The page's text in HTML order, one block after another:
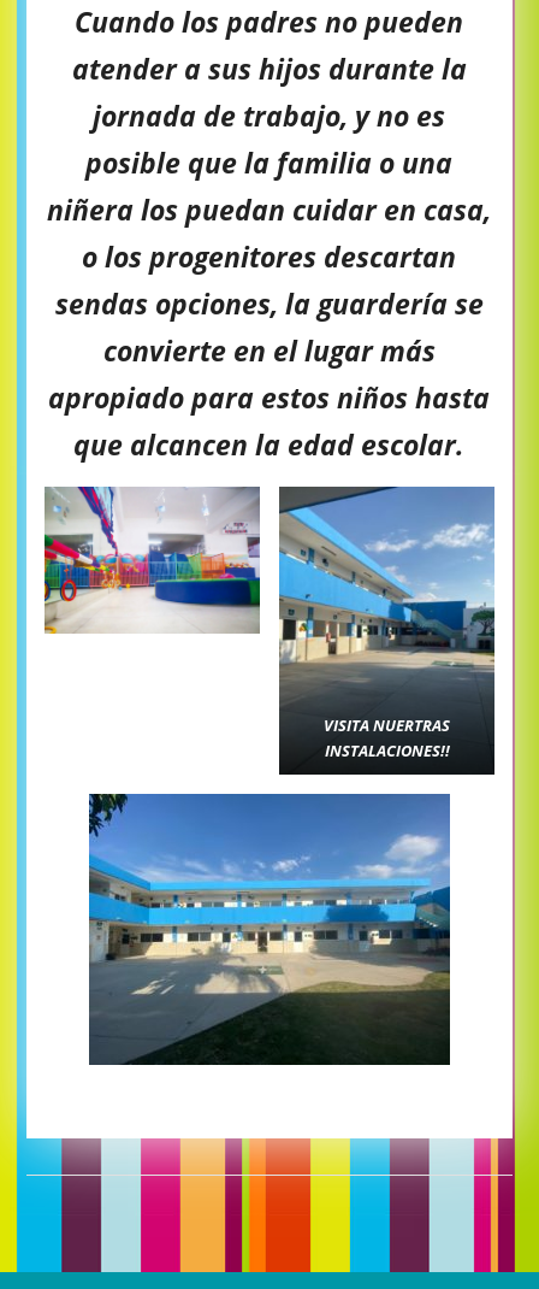
Cuando los padres no pueden
atender a sus hijos durante la
jornada de trabajo, y no es
posible que la familia o una
niñera los puedan cuidar en casa,
o los progenitores descartan
sendas opciones, la guardería se
convierte en el lugar más
apropiado para estos niños hasta
que alcancen la edad escolar.
VISITA NUERTRAS
INSTALACIONES!!